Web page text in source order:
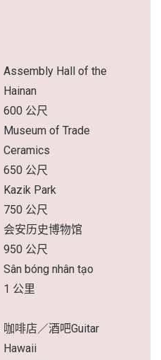
Assembly Hall of the
Hainan
600 公尺
Museum of Trade
Ceramics
650 公尺
Kazik Park
750 公尺
会安历史博物馆
950 公尺
Sân bóng nhân tạo
1 公里
咖啡店／酒吧Guitar
Hawaii